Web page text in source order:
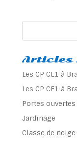
Articles
Les CP CE1 à
Les CP CE1 à
Portes ouvertes
Jardinage
Classe de